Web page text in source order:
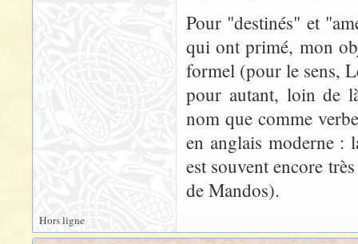
Pour "destinés" et
qui ont primé, mon
formel (pour le sens,
pour autant, loin de
nom que comme
en anglais moderne :
est souvent encore
de Mandos).
Hors ligne